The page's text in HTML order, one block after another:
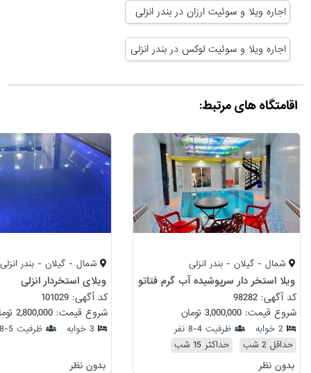
اجاره ویلا و سوئیت ارزان در بندر انزلی
اجاره ویلا و سوئیت لوکس در بندر انزلی
اقامتگاه های مرتبط:
شمال - گیلان - بندر انزلی
ویلا استخر دار سرپوشیده آب گرم فتاتو
کد آگهی: 98282
شروع قیمت: 3,000,000 تومان
2 خوابه
ظرفیت 4-8 نفر
حداقل 2 شب
حداکثر 15 شب
بدون نظر
شمال - گیلان - بندر انزلی
ویلای استخردار انزلی
کد آگهی: 101029
شروع قیمت: 2,800,000 تومان
3 خوابه ظرفیت 5-18 نفر
بدون نظر